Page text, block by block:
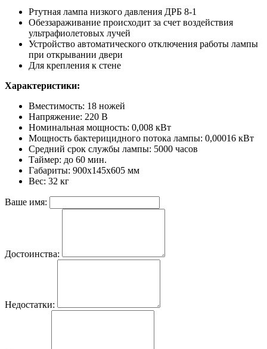
Ртутная лампа низкого давления ДРБ 8-1
Обеззараживание происходит за счет воздействия
ультрафиолетовых лучей
Устройство автоматического отключения работы лампы
при открывании двери
Для крепления к стене
Характеристики:
Вместимость: 18 ножей
Напряжение: 220 В
Номинальная мощность: 0,008 кВт
Мощность бактерицидного потока лампы: 0,00016 кВт
Средний срок службы лампы: 5000 часов
Таймер: до 60 мин.
Габариты: 900х145х605 мм
Вес: 32 кг
Ваше имя:
Достоинства:
Недостатки: